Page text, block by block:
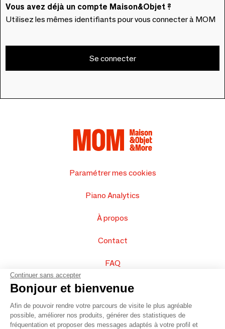
Vous avez déjà un compte Maison&Objet ?
Utilisez les mêmes identifiants pour vous connecter à MOM
Se connecter
Paramétrer mes cookies
Piano Analytics
À propos
Contact
FAQ
Vendez vos produits
Plan du site
Continuer sans accepter
Bonjour et bienvenue
Afin de pouvoir rendre votre parcours de visite le plus agréable
possible, améliorer nos produits, générer des statistiques de
fréquentation et proposer des messages adaptés à votre profil et